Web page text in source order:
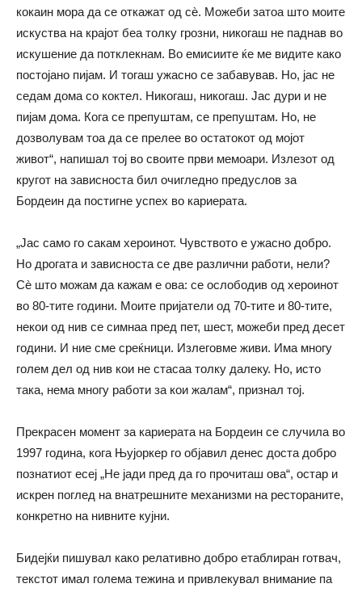
кокаин мора да се откажат од сè. Можеби затоа што моите
искуства на крајот беа толку грозни, никогаш не паднав во
искушение да потклекнам. Во емисиите ќе ме видите како
постојано пијам. И тогаш ужасно се забавував. Но, јас не
седам дома со коктел. Никогаш, никогаш. Јас дури и не
пијам дома. Кога се препуштам, се препуштам. Но, не
дозволувам тоа да се прелее во остатокот од мојот
живот“, напишал тој во своите први мемоари. Излезот од
кругот на зависноста бил очигледно предуслов за
Бордеин да постигне успех во кариерата.
„Јас само го сакам хероинот. Чувството е ужасно добро.
Но дрогата и зависноста се две различни работи, нели?
Сè што можам да кажам е ова: се ослободив од хероинот
во 80-тите години. Моите пријатели од 70-тите и 80-тите,
некои од нив се симнаа пред пет, шест, можеби пред десет
години. И ние сме среќници. Излеговме живи. Има многу
голем дел од нив кои не стасаа толку далеку. Но, исто
така, нема многу работи за кои жалам“, признал тој.
Прекрасен момент за кариерата на Бордеин се случила во
1997 година, кога Њујоркер го објавил денес доста добро
познатиот есеј „Не јади пред да го прочиташ ова“, остар и
искрен поглед на внатрешните механизми на рестораните,
конкретно на нивните кујни.
Бидејќи пишувал како релативно добро етаблиран готвач,
текстот имал голема тежина и привлекувал внимание па